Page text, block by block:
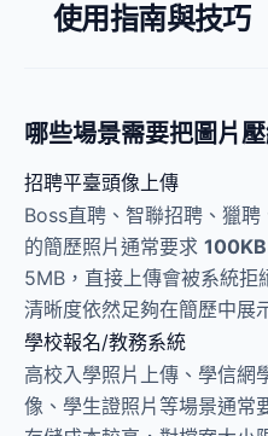
使用指南與技巧
哪些場景需要把圖片
招聘平臺頭像上傳
Boss直聘、智聯招聘、獵
的簡歷照片通常要求
5MB，直接上傳會被系統拒
清晰度依然足夠在簡歷中展
學校報名/教務系統
高校入學照片上傳、學信網
像、學生證照片等場景通常